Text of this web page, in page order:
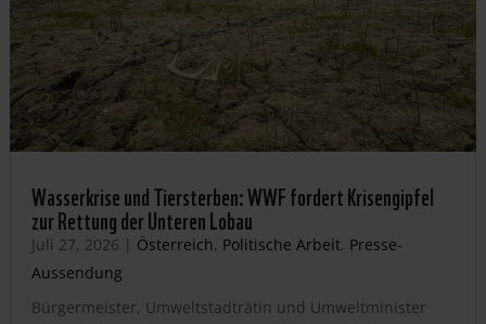
Wasserkrise und Tiersterben: WWF fordert Krisengipfel
zur Rettung der Unteren Lobau
Juli 27, 2026 | Österreich, Politische Arbeit, Presse-
Aussendung
Bürgermeister, Umweltstadträtin und Umweltminister